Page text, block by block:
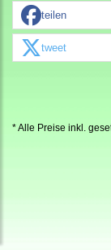
teilen
tweet
* Alle Preise inkl.